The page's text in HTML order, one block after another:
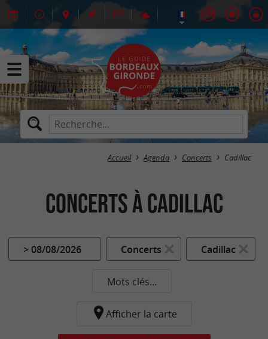
Accueil Agenda Concerts Cadillac
Concerts à Cadillac
> 08/08/2026 Concerts Cadillac
Mots clés...
Afficher la carte